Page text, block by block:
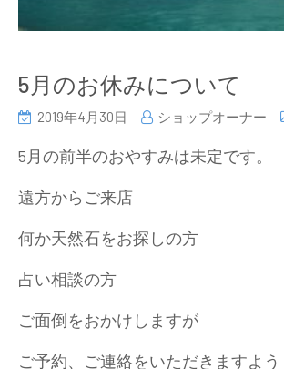
5月のお休みについて
2019年4月30日 ショップオーナー
5月の前半のおやすみは未定です。
遠方からご来店
何か天然石をお探しの方
占い相談の方
ご面倒をおかけしますが
ご予約、ご連絡をいただきますよう